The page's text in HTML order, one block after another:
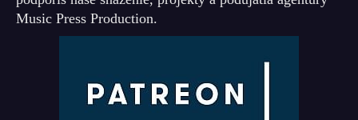
Music Press Production.